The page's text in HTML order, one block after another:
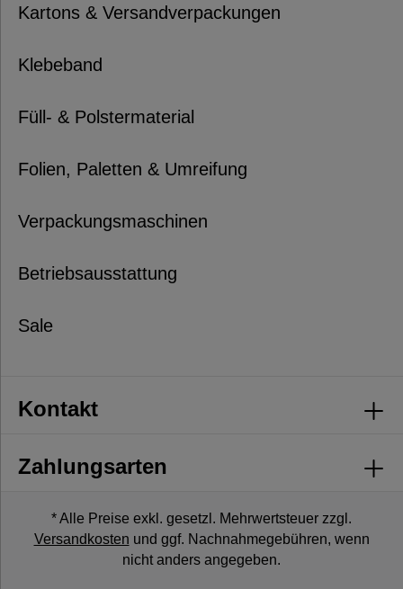
Kontakt
Kartons & Versandverpackungen
Klebeband
Füll- & Polstermaterial
Folien, Paletten & Umreifung
Verpackungsmaschinen
Betriebsausstattung
Sale
Zahlungsarten
* Alle Preise exkl. gesetzl. Mehrwertsteuer zzgl.
Versandkosten und ggf. Nachnahmegebühren, wenn
nicht anders angegeben.